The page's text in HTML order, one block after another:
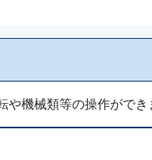
機械類等の操作ができ